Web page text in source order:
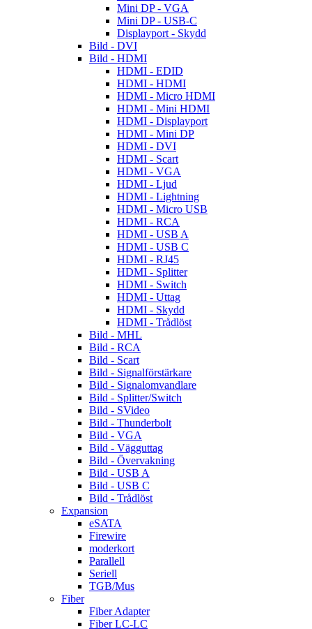
Mini DP - VGA
Mini DP - USB-C
Displayport - Skydd
Bild - DVI
Bild - HDMI
HDMI - EDID
HDMI - HDMI
HDMI - Micro HDMI
HDMI - Mini HDMI
HDMI - Displayport
HDMI - Mini DP
HDMI - DVI
HDMI - Scart
HDMI - VGA
HDMI - Ljud
HDMI - Lightning
HDMI - Micro USB
HDMI - RCA
HDMI - USB A
HDMI - USB C
HDMI - RJ45
HDMI - Splitter
HDMI - Switch
HDMI - Uttag
HDMI - Skydd
HDMI - Trådlöst
Bild - MHL
Bild - RCA
Bild - Scart
Bild - Signalförstärkare
Bild - Signalomvandlare
Bild - Splitter/Switch
Bild - SVideo
Bild - Thunderbolt
Bild - VGA
Bild - Vägguttag
Bild - Övervakning
Bild - USB A
Bild - USB C
Bild - Trådlöst
Expansion
eSATA
Firewire
moderkort
Parallell
Seriell
TGB/Mus
Fiber
Fiber Adapter
Fiber LC-LC